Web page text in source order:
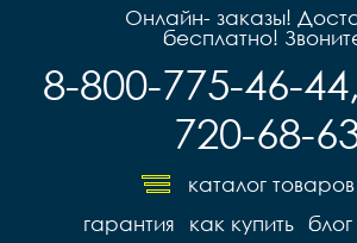
Онлайн- заказы!
бесплатно!
8-800-775-46-
720-68-
каталог товаров
блог
как купить
гарантия